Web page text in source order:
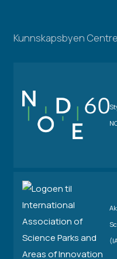
Kunnskapsbyen